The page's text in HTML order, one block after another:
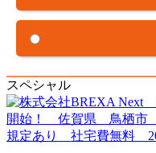
スペシャル